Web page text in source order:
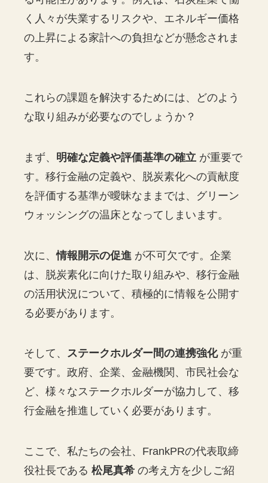
く人々が失業するリスクや、エネルギー価格
の上昇による家計への負担などが懸念されま
す。
これらの課題を解決するためには、どのよう
な取り組みが必要なのでしょうか？
まず、 明確な定義や評価基準の確立 が重要で
す。移行金融の定義や、脱炭素化への貢献度
を評価する基準が曖昧なままでは、グリーン
ウォッシングの温床となってしまいます。
次に、情報開示の促進 が不可欠です。企業
は、脱炭素化に向けた取り組みや、移行金融
の活用状況について、積極的に情報を公開す
る必要があります。
そして、 ステークホルダー間の連携強化が重
要です。政府、企業、金融機関、市民社会な
ど、様々なステークホルダーが協力して、移
行金融を推進していく必要があります。
ここで、私たちの会社、FrankPRの代表取締
役社長である松尾真希 の考え方を少しご紹